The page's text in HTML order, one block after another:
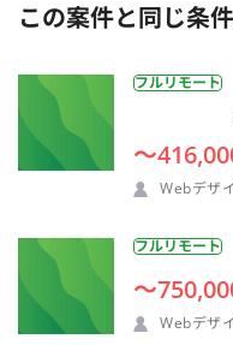
この案件と同じ条
フルリモート
〜
Webデザ
フルリモート
〜
Webデザ